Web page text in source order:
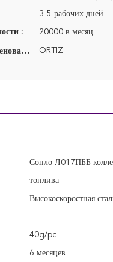
3-5 рабочих дней
: 20000 в месяц
Фирменное наименование: ORTIZ
Сопло Л017ПББ
топлива
Высокоскоростная
40g/pc
6 месяцев